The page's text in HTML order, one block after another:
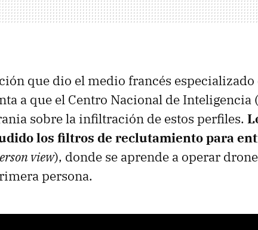
que dio el medio francés
a que el Centro Nacional de Inteligencia (
sobre la infiltración de estos perfiles.
los filtros de reclutamiento para
view), donde se aprende a operar
persona.